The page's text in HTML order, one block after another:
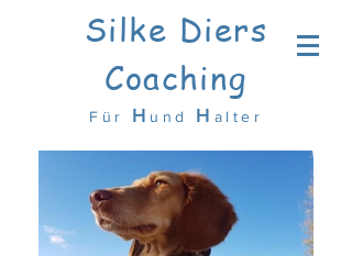
Silke Diers
Coaching
Für H und H alter